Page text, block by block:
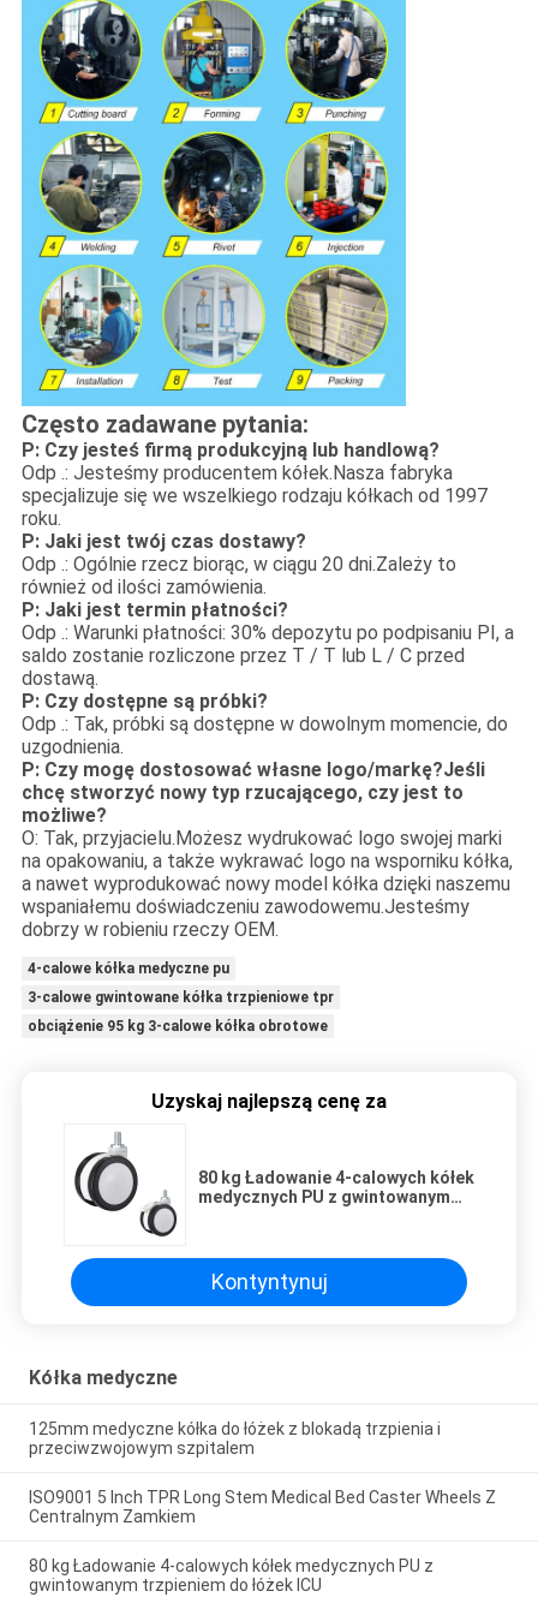
Często zadawane pytania:
P: Czy jesteś firmą produkcyjną lub handlową?
Odp .: Jesteśmy producentem kółek.Nasza fabryka
specjalizuje się we wszelkiego rodzaju kółkach od 1997
roku.
P: Jaki jest twój czas dostawy?
Odp .: Ogólnie rzecz biorąc, w ciągu 20 dni.Zależy to
również od ilości zamówienia.
P: Jaki jest termin płatności?
Odp .: Warunki płatności: 30% depozytu po podpisaniu PI, a
saldo zostanie rozliczone przez T / T lub L / C przed
dostawą.
P: Czy dostępne są próbki?
Odp .: Tak, próbki są dostępne w dowolnym momencie, do
uzgodnienia.
P: Czy mogę dostosować własne logo/markę?Jeśli
chcę stworzyć nowy typ rzucającego, czy jest to
możliwe?
O: Tak, przyjacielu.Możesz wydrukować logo swojej marki
na opakowaniu, a także wykrawać logo na wsporniku kółka,
a nawet wyprodukować nowy model kółka dzięki naszemu
wspaniałemu doświadczeniu zawodowemu.Jesteśmy
dobrzy w robieniu rzeczy OEM.
4-calowe kółka medyczne pu
3-calowe gwintowane kółka trzpieniowe tpr
obciążenie 95 kg 3-calowe kółka obrotowe
Uzyskaj najlepszą cenę za
80 kg Ładowanie 4-calowych kółek
medycznych PU z gwintowanym
Kontyntynuj
Kółka medyczne
125mm medyczne kółka do łóżek z blokadą trzpienia i
przeciwzwojowym szpitalem
ISO9001 5 Inch TPR Long Stem Medical Bed Caster Wheels Z
Centralnym Zamkiem
80 kg Ładowanie 4-calowych kółek medycznych PU z
gwintowanym trzpieniem do łóżek ICU